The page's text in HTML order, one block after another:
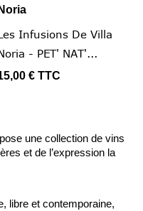
Noria
Infusions De Villa
- PET' NAT'...
€ TTC
une collection de vins
et de l’expression la
libre et contemporaine,